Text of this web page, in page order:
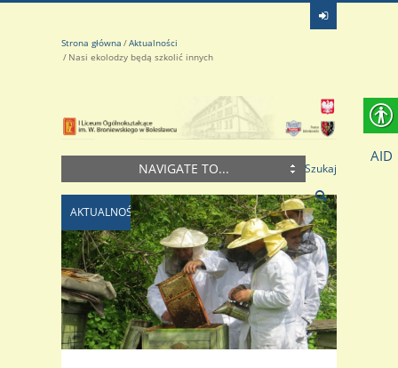
Strona główna
Aktualności
Nasi ekolodzy będą szkolić innych
NAVIGATE TO... Szukaj
AKTUALNOŚCI
AID